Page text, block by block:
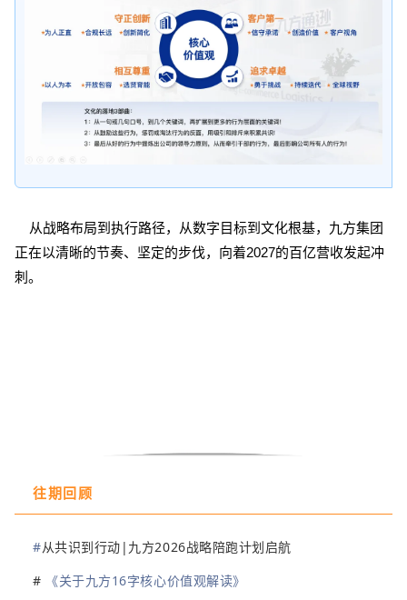
从战略布局到执行路径，从数字目标到文化根基，九方集团
正在以清晰的节奏、坚定的步伐，向着2027的百亿营收发起冲
刺。
往期回顾
#从共识到行动|九方2026战略陪跑计划启航
#
《关于九方16字核心价值观解读》